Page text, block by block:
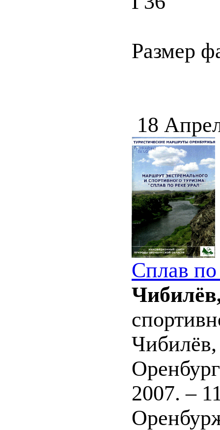
Размер
18
Сплав
2007. –